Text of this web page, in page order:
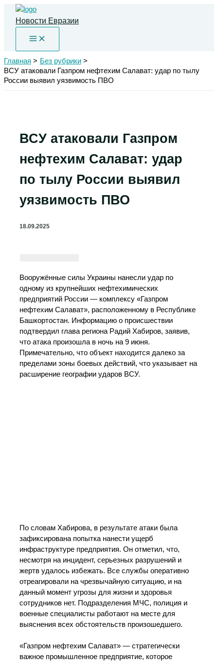
Перейти
содержимому
Новости Евразии
Главная
Без рубрики
ВСУ атаковали Газпром нефтехим Салават: удар по тылу
России выявил уязвимость ПВО
ВСУ атаковали Газпром
нефтехим Салават: удар
по тылу России выявил
уязвимость ПВО
18.09.2025
Вооружённые силы Украины нанесли удар по
одному из крупнейших нефтехимических
предприятий России — комплексу «Газпром
нефтехим Салават», расположенному в Республике
Башкортостан. Информацию о происшествии
подтвердил глава региона Радий Хабиров, заявив,
что атака произошла в ночь на 9 июня.
Примечательно, что объект находится далеко за
пределами зоны боевых действий, что указывает на
расширение географии ударов ВСУ.
По словам Хабирова, в результате атаки была
зафиксирована попытка нанести ущерб
инфраструктуре предприятия. Он отметил, что,
несмотря на инцидент, серьезных разрушений и
жертв удалось избежать. Все службы оперативно
отреагировали на чрезвычайную ситуацию, и на
данный момент угрозы для жизни и здоровья
сотрудников нет. Подразделения МЧС, полиция и
военные специалисты работают на месте для
выяснения всех обстоятельств произошедшего.
«Газпром нефтехим Салават» — стратегически
важное промышленное предприятие, которое